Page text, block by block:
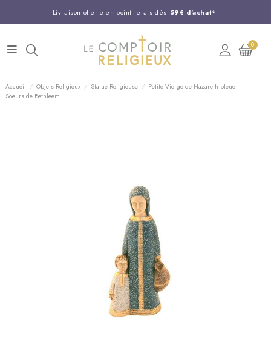
Livraison offerte en point relais dès 59€ d'achat*
Entreprise Française familiale
Support client disponible au 03 20 24 74 15
Commandez avant 14H, expédition le jour même !
0
Accueil Objets Religieux Statue Religieuse
Petite Vierge de Nazareth bleue -
Soeurs de Bethleem